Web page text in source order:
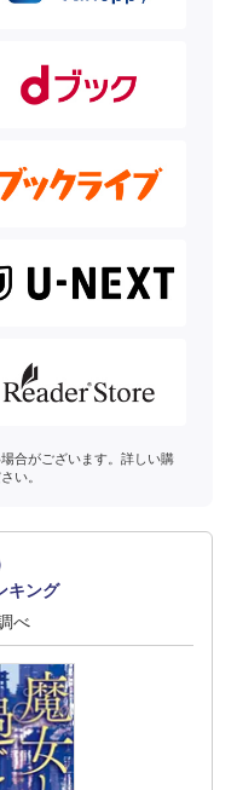
合がございます。詳しい購
い。
キング
べ